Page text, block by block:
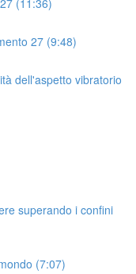
27 (9:48)
dell'aspetto vibratorio
superando i confini
(7:07)